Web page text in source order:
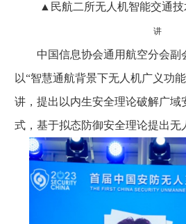
▲民航二所无人机智能交通技
讲
中国信息协会通用航空分会副
以“智慧通航背景下无人机广义功
讲，提出以内生安全理论破解广域
式，基于拟态防御安全理论提出无